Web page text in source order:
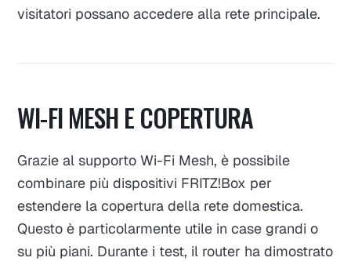
visitatori possano accedere alla rete principale.
WI-FI MESH E COPERTURA
Grazie al supporto Wi-Fi Mesh, è possibile
combinare più dispositivi FRITZ!Box per
estendere la copertura della rete domestica.
Questo è particolarmente utile in case grandi o
su più piani. Durante i test, il router ha dimostrato